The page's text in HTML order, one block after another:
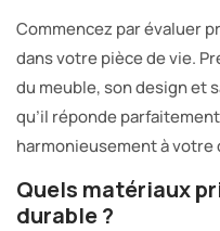
Commencez par évaluer
dans votre pièce de vie.
du meuble, son design et
qu’il réponde
harmonieusement à votre
Quels matériaux
durable ?